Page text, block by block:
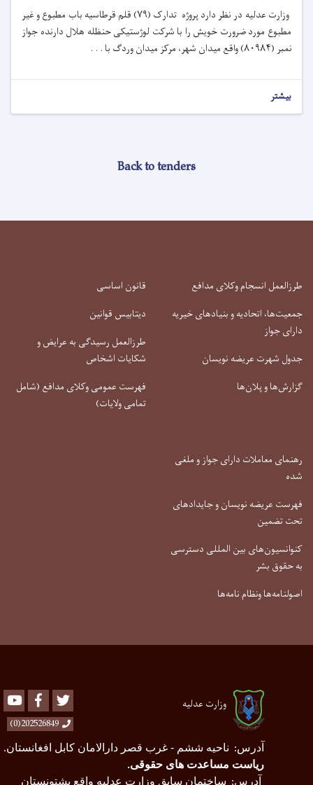
وزارت عدلیه در نظر دارد پروژه تدارک (۷۹) قلم قرطاسیه باب مطبوع و غیر
مطبوع مورد ضرورت خویش را با شرکت لوژستیکی حنظله هلال دارنده جواز
نمبر (۸۰۹۸۴) واقع میدان شهر، مرکز میدان وردگ با . . .
بیشتر
Back to tenders
طرزالعمل انسجام وکلای مدافع
جمعیت‌ها، اتحادیه و بنیادهای خیریه
دارای جواز
جدول شهرت عریضه نویسان
گزارش‌ها و پلان‌ها
قانون اساسی
دیتابیس قوانین
طرزالعمل رسیدگی به عرایض و
شکایات اشخاص
فهرست عمومی وکلای مدافع (شامل
تمامی ولایات)
رهنمای معاملات دارای جواز و ملغی
شده
فهرست عریضه نویسان و جایدادهای
تحت تضمین
کنوانسیون‌های بین المللی دسترسی
به حقوق بشر
اصولنامه‌ها ونظام نامه‌ها
وزارت عدلیه Youtube Facebook
202526849(0)
آدرس: ناحیه ششم - غرب قصر دارالامان کابل افغانستان.
ریاست مساعدت های حقوقی.
آدرس: ساختمان سابق وزارت عدلیه واقع پشتونستان